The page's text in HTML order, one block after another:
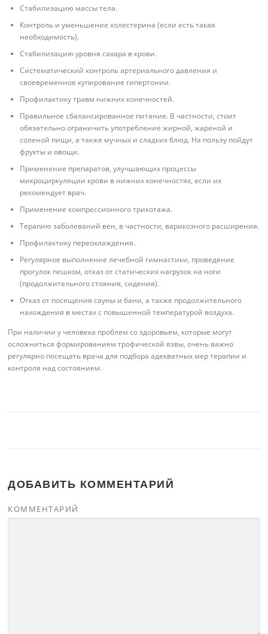
Стабилизацию массы тела.
Контроль и уменьшение холестерина (если есть такая
необходимость).
Стабилизацию уровня сахара в крови.
Систематический контроль артериального давления и
своевременное купирование гипертонии.
Профилактику травм нижних конечностей.
Правильное сбалансированное питание. В частности, стоит
обязательно ограничить употребление жирной, жареной и
соленой пищи, а также мучных и сладких блюд. На пользу пойдут
фрукты и овощи.
Применение препаратов, улучшающих процессы
микроциркуляции крови в нижних конечностях, если их
рекомендует врач.
Применение компрессионного трикотажа.
Терапию заболеваний вен, в частности, варикозного расширения.
Профилактику переохлаждения.
Регулярное выполнение лечебной гимнастики, проведение
прогулок пешком, отказ от статических нагрузок на ноги
(продолжительного стояния, сидения).
Отказ от посещения сауны и бани, а также продолжительного
нахождения в местах с повышенной температурой воздуха.
При наличии у человека проблем со здоровьем, которые могут
осложниться формированием трофической язвы, очень важно
регулярно посещать врача для подбора адекватных мер терапии и
контроля над состоянием.
ДОБАВИТЬ КОММЕНТАРИЙ
КОММЕНТАРИЙ